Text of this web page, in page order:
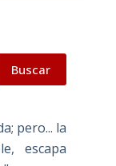
Buscar
pero... la
escapa